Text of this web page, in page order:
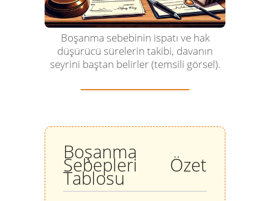
Boşanma sebebinin ispatı ve hak
düşürücü sürelerin takibi, davanın
seyrini baştan belirler (temsili görsel).
Boşanma
Sebepleri Özet
Tablosu